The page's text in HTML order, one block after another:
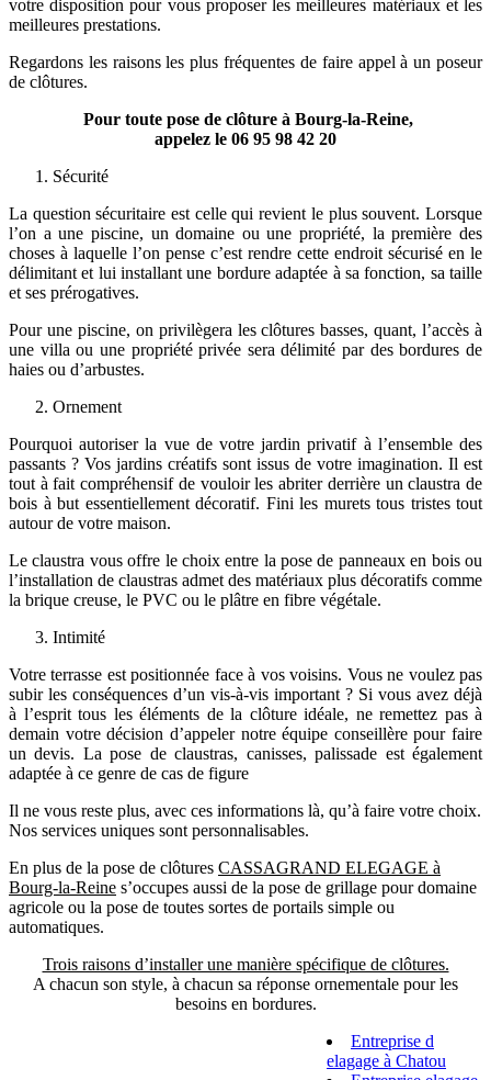
votre disposition pour vous proposer les meilleures matériaux et les
meilleures prestations.
Regardons les raisons les plus fréquentes de faire appel à un poseur
de clôtures.
Pour toute pose de clôture à Bourg-la-Reine,
appelez le 06 95 98 42 20
Sécurité
La question sécuritaire est celle qui revient le plus souvent. Lorsque
l’on a une piscine, un domaine ou une propriété, la première des
choses à laquelle l’on pense c’est rendre cette endroit sécurisé en le
délimitant et lui installant une bordure adaptée à sa fonction, sa taille
et ses prérogatives.
Pour une piscine, on privilègera les clôtures basses, quant, l’accès à
une villa ou une propriété privée sera délimité par des bordures de
haies ou d’arbustes.
Ornement
Pourquoi autoriser la vue de votre jardin privatif à l’ensemble des
passants ? Vos jardins créatifs sont issus de votre imagination. Il est
tout à fait compréhensif de vouloir les abriter derrière un claustra de
bois à but essentiellement décoratif. Fini les murets tous tristes tout
autour de votre maison.
Le claustra vous offre le choix entre la pose de panneaux en bois ou
l’installation de claustras admet des matériaux plus décoratifs comme
la brique creuse, le PVC ou le plâtre en fibre végétale.
Intimité
Votre terrasse est positionnée face à vos voisins. Vous ne voulez pas
subir les conséquences d’un vis-à-vis important ? Si vous avez déjà
à l’esprit tous les éléments de la clôture idéale, ne remettez pas à
demain votre décision d’appeler notre équipe conseillère pour faire
un devis. La pose de claustras, canisses, palissade est également
adaptée à ce genre de cas de figure
Il ne vous reste plus, avec ces informations là, qu’à faire votre choix.
Nos services uniques sont personnalisables.
En plus de la pose de clôtures CASSAGRAND ELEGAGE à
Bourg-la-Reine s’occupes aussi de la pose de grillage pour domaine
agricole ou la pose de toutes sortes de portails simple ou
automatiques.
Trois raisons d’installer une manière spécifique de clôtures.
A chacun son style, à chacun sa réponse ornementale pour les
besoins en bordures.
Entreprise d
elagage à Chatou